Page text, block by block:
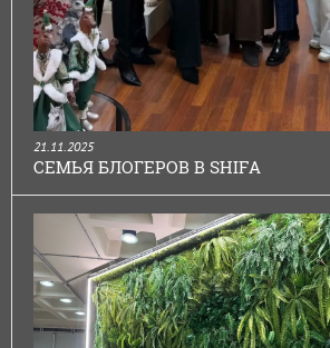
21.11.2025
СЕМЬЯ БЛОГЕРОВ В SHIFA